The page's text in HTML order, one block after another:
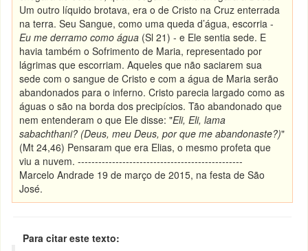
Um outro líquido brotava, era o de Cristo na Cruz enterrada
na terra. Seu Sangue, como uma queda d’água, escorria -
Eu me derramo como água (Sl 21) - e Ele sentia sede. E
havia também o Sofrimento de Maria, representado por
lágrimas que escorriam. Aqueles que não saciarem sua
sede com o sangue de Cristo e com a água de Maria serão
abandonados para o inferno. Cristo parecia largado como as
águas o são na borda dos precipícios. Tão abandonado que
nem entenderam o que Ele disse: "Eli, Eli, lama
sabachthani? (Deus, meu Deus, por que me abandonaste?)"
(Mt 24,46) Pensaram que era Elias, o mesmo profeta que
viu a nuvem. ------------------------------------------------
Marcelo Andrade 19 de março de 2015, na festa de São
José.
Para citar este texto: